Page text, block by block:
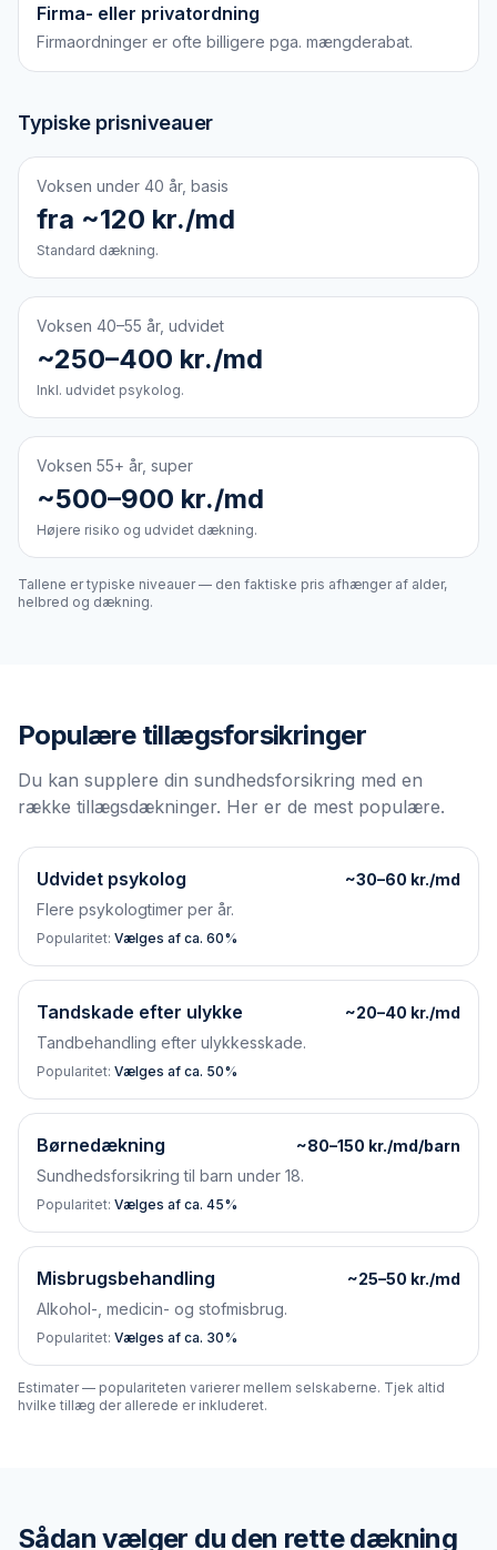
Firma- eller privatordning
Firmaordninger er ofte billigere pga. mængderabat.
Typiske prisniveauer
Voksen under 40 år, basis
fra ~120 kr./md
Standard dækning.
Voksen 40–55 år, udvidet
~250–400 kr./md
Inkl. udvidet psykolog.
Voksen 55+ år, super
~500–900 kr./md
Højere risiko og udvidet dækning.
Tallene er typiske niveauer — den faktiske pris afhænger af alder,
helbred og dækning.
Populære tillægsforsikringer
Du kan supplere din sundhedsforsikring med en
række tillægsdækninger. Her er de mest populære.
Udvidet psykolog
~30–60 kr./md
Flere psykologtimer per år.
Popularitet: Vælges af ca. 60%
Tandskade efter ulykke
~20–40 kr./md
Tandbehandling efter ulykkesskade.
Popularitet: Vælges af ca. 50%
Børnedækning
~80–150 kr./md/barn
Sundhedsforsikring til barn under 18.
Popularitet: Vælges af ca. 45%
Misbrugsbehandling
~25–50 kr./md
Alkohol-, medicin- og stofmisbrug.
Popularitet: Vælges af ca. 30%
Estimater — populariteten varierer mellem selskaberne. Tjek altid
hvilke tillæg der allerede er inkluderet.
Sådan vælger du den rette dækning